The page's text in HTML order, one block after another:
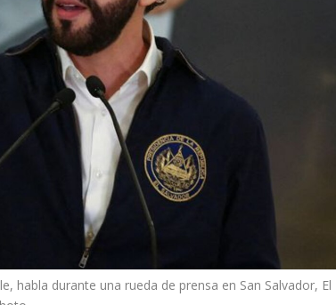
habla durante una rueda de prensa en San Salvador, El